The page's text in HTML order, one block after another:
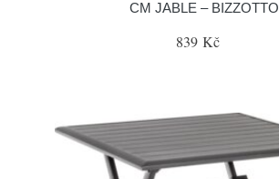
CM JABLE – BIZZOTTO
839 Kč